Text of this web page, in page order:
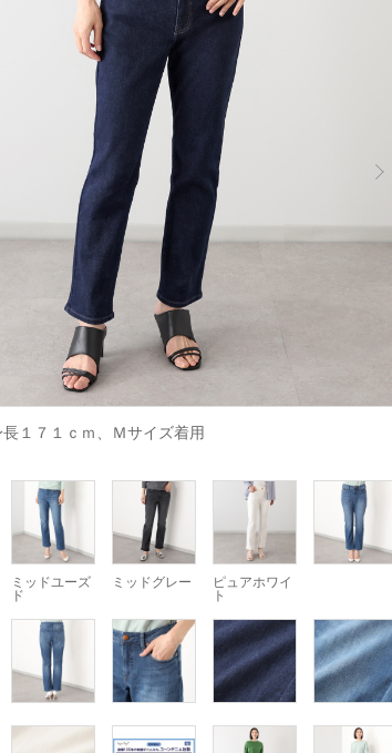
１７１ｃｍ、Ｍサイズ着用
ミッドユーズ
ド
ミッドグレー
ピュアホワイ
ト